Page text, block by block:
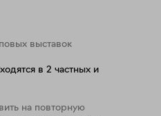
выставок
в 2 частных и
на повторную